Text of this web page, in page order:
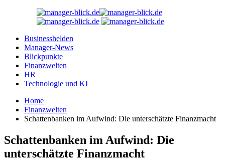
Businesshelden
Manager-News
Blickpunkte
Finanzwelten
HR
Technologie und KI
Home
Finanzwelten
Schattenbanken im Aufwind: Die unterschätzte Finanzmacht
Schattenbanken im Aufwind: Die
unterschätzte Finanzmacht